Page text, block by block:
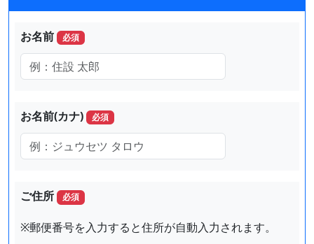
お名前 必須
お名前(カナ) 必須
ご住所 必須
※郵便番号を入力すると住所が自動入力されます。